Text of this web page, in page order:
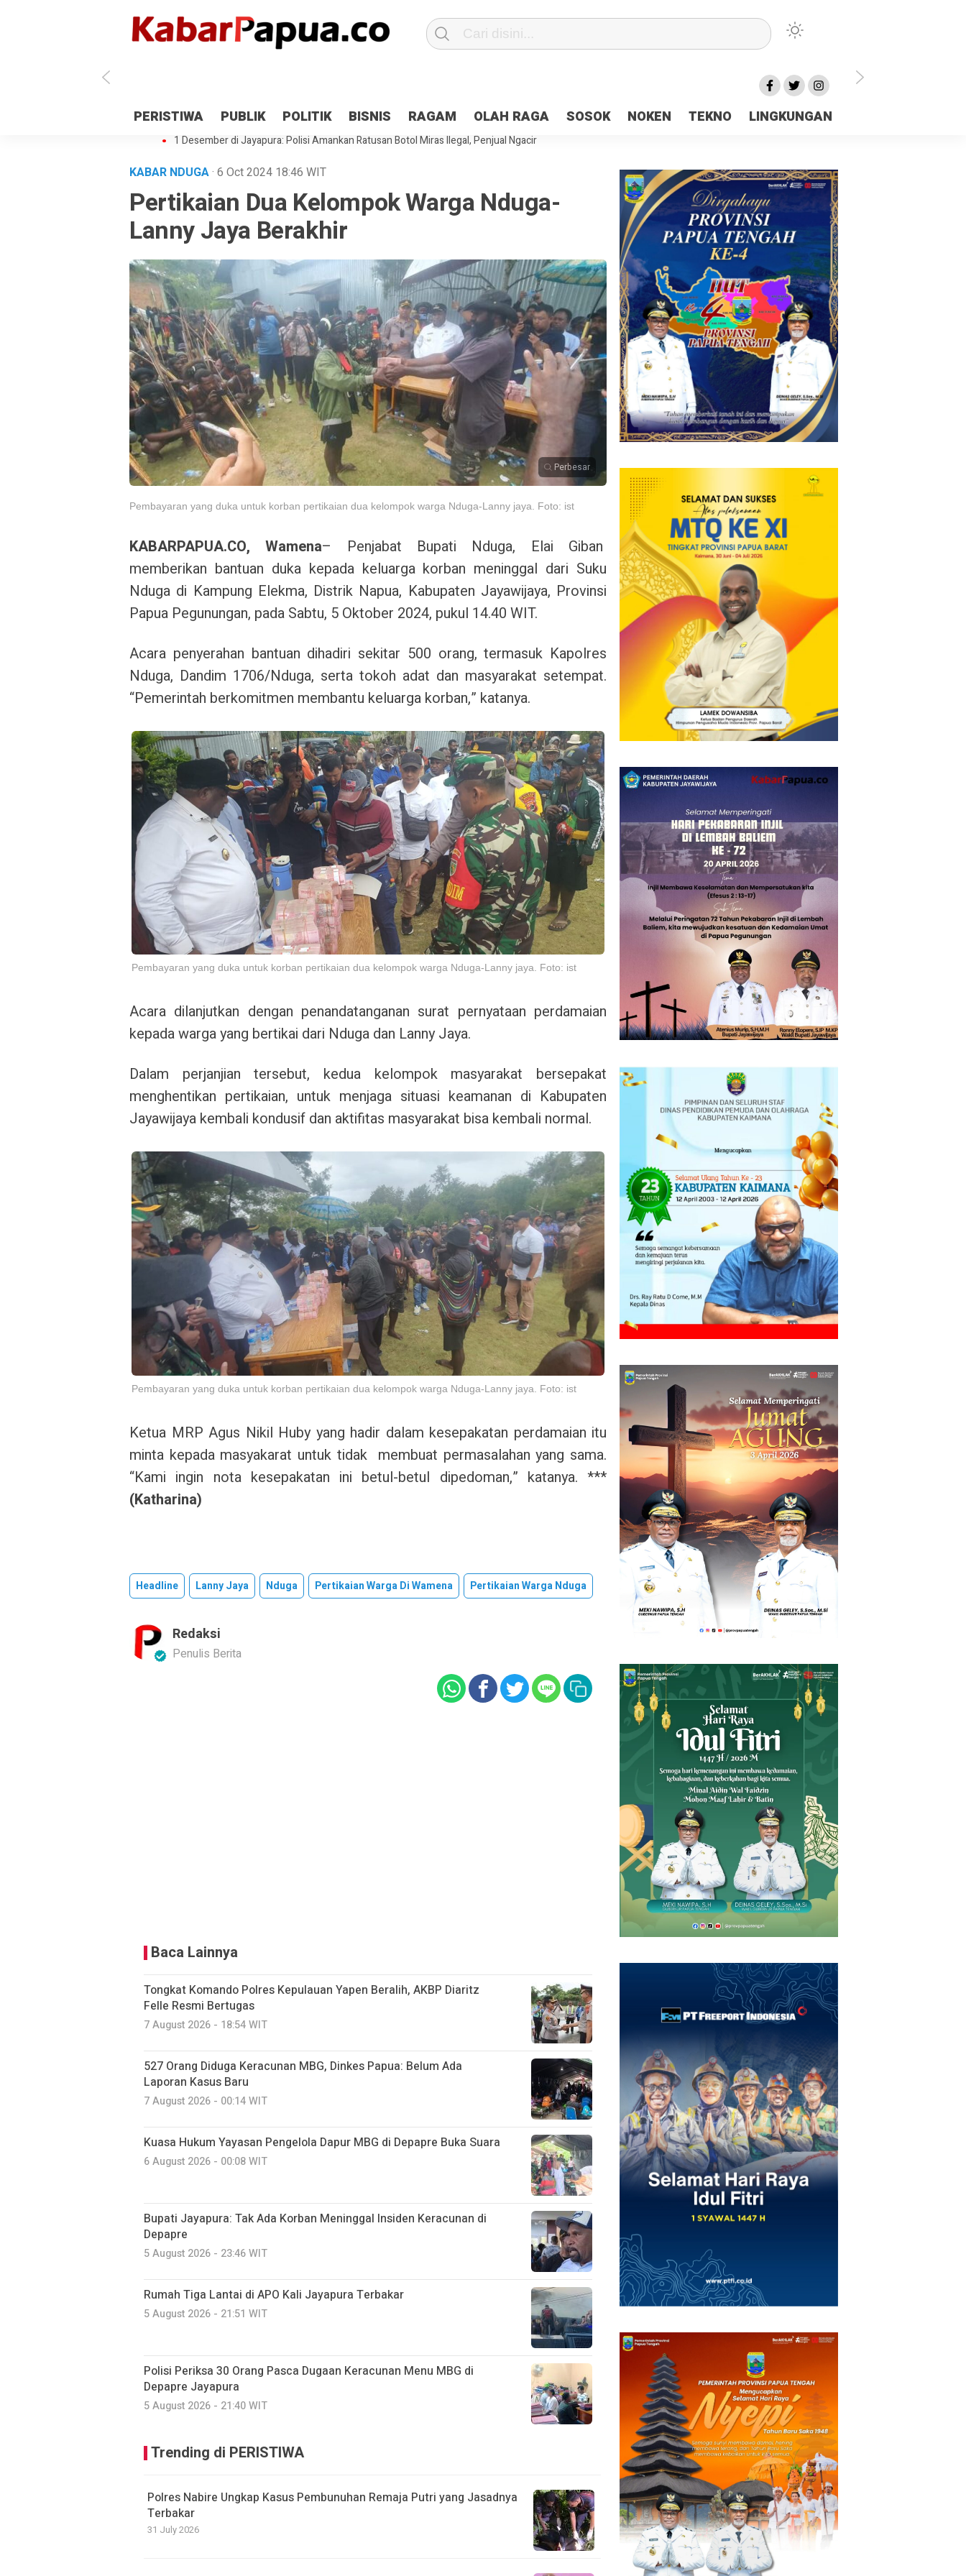
PERISTIWA PUBLIK POLITIK BISNIS RAGAM OLAH RAGA SOSOK NOKEN TEKNO LINGKUNGAN
Antisipasi 1 Desember, TNI Polri Patroli 2×24 jam di Kota Jayapura
Pesan Sejuk Polri di Deklarasi Pemilu Ceria Tanah Papua
Gedung Perpustakaan SMPN 5 Sentani Terbakar
Hibah Pilkada Jayapura Cair 10 Persen, Deposit Kas Daerah Rp23 Miliar Disorot
1 Desember di Jayapura: Polisi Amankan Ratusan Botol Miras Ilegal, Penjual Ngacir
KABAR NDUGA· 6 Oct 2024 18:46 WIT
Pertikaian Dua Kelompok Warga Nduga-
Lanny Jaya Berakhir
Perbesar
Pembayaran yang duka untuk korban pertikaian dua kelompok warga Nduga-Lanny jaya. Foto: ist
KABARPAPUA.CO, Wamena– Penjabat Bupati Nduga, Elai Giban
memberikan bantuan duka kepada keluarga korban meninggal dari Suku
Nduga di Kampung Elekma, Distrik Napua, Kabupaten Jayawijaya, Provinsi
Papua Pegunungan, pada Sabtu, 5 Oktober 2024, pukul 14.40 WIT.
Acara penyerahan bantuan dihadiri sekitar 500 orang, termasuk Kapolres
Nduga, Dandim 1706/Nduga, serta tokoh adat dan masyarakat setempat.
“Pemerintah berkomitmen membantu keluarga korban,” katanya.
Pembayaran yang duka untuk korban pertikaian dua kelompok warga Nduga-Lanny jaya. Foto: ist
Acara dilanjutkan dengan penandatanganan surat pernyataan perdamaian
kepada warga yang bertikai dari Nduga dan Lanny Jaya.
Dalam perjanjian tersebut, kedua kelompok masyarakat bersepakat
menghentikan pertikaian, untuk menjaga situasi keamanan di Kabupaten
Jayawijaya kembali kondusif dan aktifitas masyarakat bisa kembali normal.
Pembayaran yang duka untuk korban pertikaian dua kelompok warga Nduga-Lanny jaya. Foto: ist
Ketua MRP Agus Nikil Huby yang hadir dalam kesepakatan perdamaian itu
minta kepada masyakarat untuk tidak membuat permasalahan yang sama.
“Kami ingin nota kesepakatan ini betul-betul dipedoman,” katanya. ***
(Katharina)
Headline Lanny Jaya Nduga Pertikaian Warga Di Wamena Pertikaian Warga Nduga
Redaksi
Penulis Berita
Baca Lainnya
Tongkat Komando Polres Kepulauan Yapen Beralih, AKBP Diaritz
Felle Resmi Bertugas
7 August 2026 - 18:54 WIT
527 Orang Diduga Keracunan MBG, Dinkes Papua: Belum Ada
Laporan Kasus Baru
7 August 2026 - 00:14 WIT
Kuasa Hukum Yayasan Pengelola Dapur MBG di Depapre Buka Suara
6 August 2026 - 00:08 WIT
Bupati Jayapura: Tak Ada Korban Meninggal Insiden Keracunan di
Depapre
5 August 2026 - 23:46 WIT
Rumah Tiga Lantai di APO Kali Jayapura Terbakar
5 August 2026 - 21:51 WIT
Polisi Periksa 30 Orang Pasca Dugaan Keracunan Menu MBG di
Depapre Jayapura
5 August 2026 - 21:40 WIT
Trending di PERISTIWA
Polres Nabire Ungkap Kasus Pembunuhan Remaja Putri yang Jasadnya
Terbakar
31 July 2026